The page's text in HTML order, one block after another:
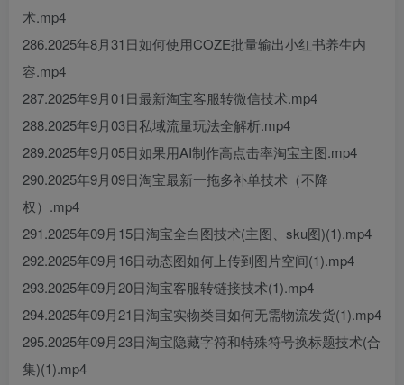
术.mp4
286.2025年8月31日如何使用COZE批量输出小红书养生内
容.mp4
287.2025年9月01日最新淘宝客服转微信技术.mp4
288.2025年9月03日私域流量玩法全解析.mp4
289.2025年9月05日如果用AI制作高点击率淘宝主图.mp4
290.2025年9月09日淘宝最新一拖多补单技术（不降
权）.mp4
291.2025年09月15日淘宝全白图技术(主图、sku图)(1).mp4
292.2025年09月16日动态图如何上传到图片空间(1).mp4
293.2025年09月20日淘宝客服转链接技术(1).mp4
294.2025年09月21日淘宝实物类目如何无需物流发货(1).mp4
295.2025年09月23日淘宝隐藏字符和特殊符号换标题技术(合
集)(1).mp4